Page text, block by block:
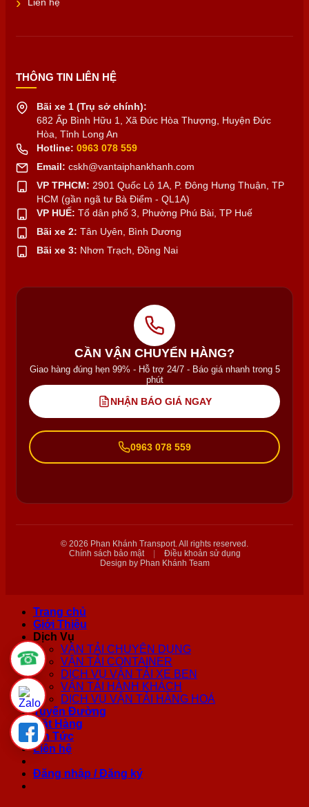
Liên hệ
THÔNG TIN LIÊN HỆ
Bãi xe 1 (Trụ sở chính):
682 Ấp Bình Hữu 1, Xã Đức Hòa Thượng, Huyện Đức
Hòa, Tỉnh Long An
Hotline: 0963 078 559
Email: cskh@vantaiphankhanh.com
VP TPHCM: 2901 Quốc Lộ 1A, P. Đông Hưng Thuận, TP
HCM (gần ngã tư Bà Điểm - QL1A)
VP HUẾ: Tổ dân phố 3, Phường Phú Bài, TP Huế
Bãi xe 2: Tân Uyên, Bình Dương
Bãi xe 3: Nhơn Trạch, Đồng Nai
CẦN VẬN CHUYỂN HÀNG?
Giao hàng đúng hẹn 99% - Hỗ trợ 24/7 - Báo giá nhanh trong 5
phút
NHẬN BÁO GIÁ NGAY
0963 078 559
© 2026 Phan Khánh Transport. All rights reserved.
Chính sách bảo mật
|
Điều khoản sử dụng
Design by Phan Khánh Team
Trang chủ
Giới Thiệu
Dịch Vụ
VẬN TẢI CHUYÊN DỤNG
VẬN TẢI CONTAINER
DỊCH VỤ VẬN TẢI XE BEN
VẬN TẢI HÀNH KHÁCH
DỊCH VỤ VẬN TẢI HÀNG HOÁ
Tuyến Đường
Mặt Hàng
Tin Tức
Liên hệ
Đăng nhập / Đăng ký
☎